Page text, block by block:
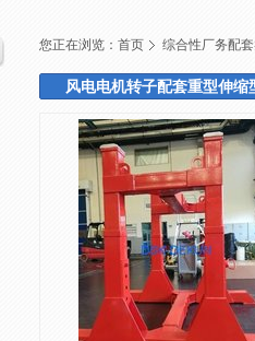
您正在浏览： 首页 综合性厂务配
风电电机转子配套重型伸缩